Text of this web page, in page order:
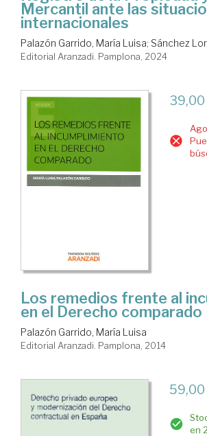
Mercantil ante las
internacionales
Palazón Garrido, María Luisa; Sánchez
Editorial Aranzadi. Pamplona, 2024
39,00
Los remedios frente al
en el Derecho comparado
Palazón Garrido, María Luisa
Editorial Aranzadi. Pamplona, 2014
59,00
en